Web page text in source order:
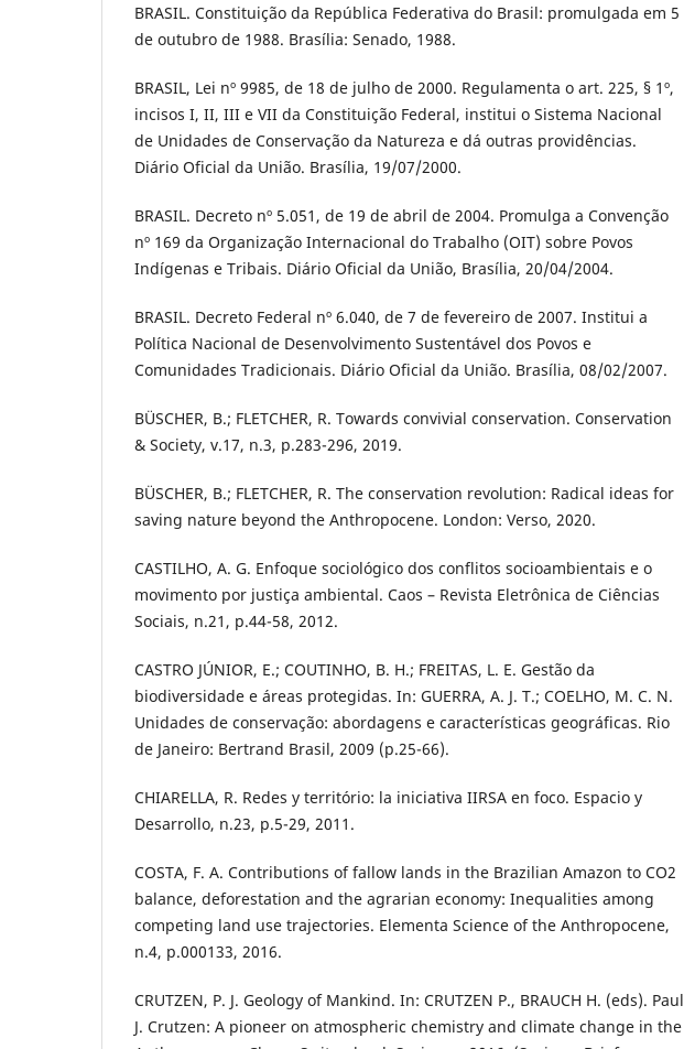
BRASIL. Constituição da República Federativa do Brasil: promulgada em 5
de outubro de 1988. Brasília: Senado, 1988.
BRASIL, Lei nº 9985, de 18 de julho de 2000. Regulamenta o art. 225, § 1º,
incisos I, II, III e VII da Constituição Federal, institui o Sistema Nacional
de Unidades de Conservação da Natureza e dá outras providências.
Diário Oficial da União. Brasília, 19/07/2000.
BRASIL. Decreto nº 5.051, de 19 de abril de 2004. Promulga a Convenção
nº 169 da Organização Internacional do Trabalho (OIT) sobre Povos
Indígenas e Tribais. Diário Oficial da União, Brasília, 20/04/2004.
BRASIL. Decreto Federal nº 6.040, de 7 de fevereiro de 2007. Institui a
Política Nacional de Desenvolvimento Sustentável dos Povos e
Comunidades Tradicionais. Diário Oficial da União. Brasília, 08/02/2007.
BÜSCHER, B.; FLETCHER, R. Towards convivial conservation. Conservation
& Society, v.17, n.3, p.283-296, 2019.
BÜSCHER, B.; FLETCHER, R. The conservation revolution: Radical ideas for
saving nature beyond the Anthropocene. London: Verso, 2020.
CASTILHO, A. G. Enfoque sociológico dos conflitos socioambientais e o
movimento por justiça ambiental. Caos – Revista Eletrônica de Ciências
Sociais, n.21, p.44-58, 2012.
CASTRO JÚNIOR, E.; COUTINHO, B. H.; FREITAS, L. E. Gestão da
biodiversidade e áreas protegidas. In: GUERRA, A. J. T.; COELHO, M. C. N.
Unidades de conservação: abordagens e características geográficas. Rio
de Janeiro: Bertrand Brasil, 2009 (p.25-66).
CHIARELLA, R. Redes y território: la iniciativa IIRSA en foco. Espacio y
Desarrollo, n.23, p.5-29, 2011.
COSTA, F. A. Contributions of fallow lands in the Brazilian Amazon to CO2
balance, deforestation and the agrarian economy: Inequalities among
competing land use trajectories. Elementa Science of the Anthropocene,
n.4, p.000133, 2016.
CRUTZEN, P. J. Geology of Mankind. In: CRUTZEN P., BRAUCH H. (eds). Paul
J. Crutzen: A pioneer on atmospheric chemistry and climate change in the